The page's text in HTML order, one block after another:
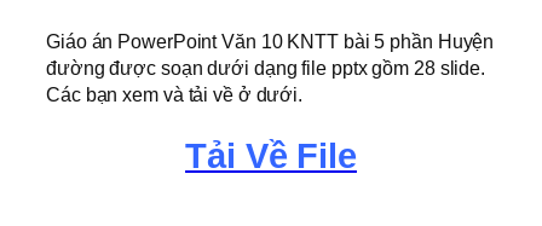
Giáo án PowerPoint Văn 10 KNTT bài 5 phần Huyện
đường được soạn dưới dạng file pptx gồm 28 slide.
Các bạn xem và tải về ở dưới.
Tải Về File